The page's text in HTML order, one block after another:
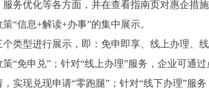
务优化等各方面，并在查看指南页对惠企措
“信息+解读+办事”的集中展示。
型进行展示，即：免申即享、线上办理、线
“免申兑”；针对“线上办理”服务，企业可通
实现兑现申请“零跑腿”；针对“线下办理”服